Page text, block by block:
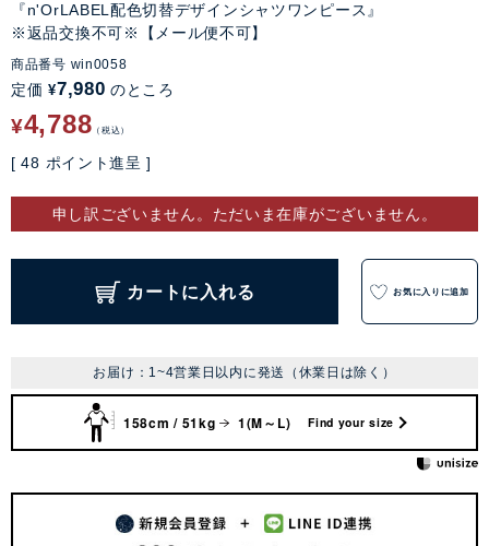
『n'OrLABEL配色切替デザインシャツワンピース』
※返品交換不可※【メール便不可】
商品番号 win0058
定価 ¥7,980 のところ
¥4,788 税込
[ 48 ポイント進呈 ]
申し訳ございません。ただいま在庫がございません。
カートに入れる お気に入りに追加
お届け：1~4営業日以内に発送（休業日は除く）
158cm / 51kg 1(M～L) Find your size